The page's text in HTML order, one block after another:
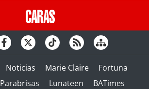
Noticias Marie Claire
Fortuna
Parabrisas Lunateen BATimes